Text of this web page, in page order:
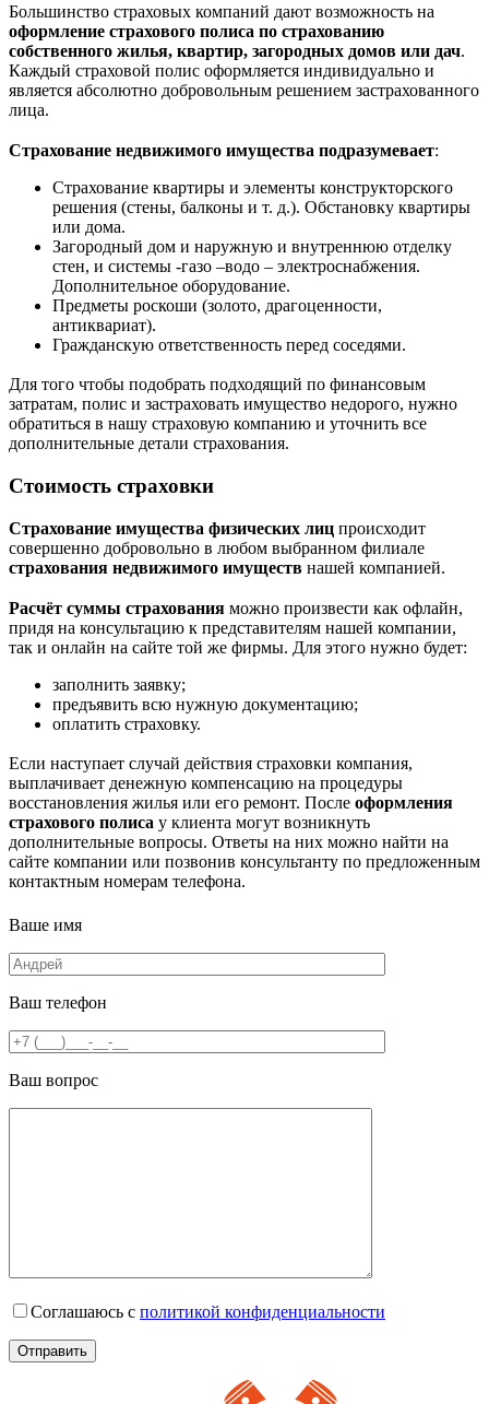
Большинство страховых компаний дают возможность на
оформление страхового полиса по страхованию
собственного жилья, квартир, загородных домов или дач.
Каждый страховой полис оформляется индивидуально и
является абсолютно добровольным решением застрахованного
лица.
Страхование недвижимого имущества подразумевает:
Страхование квартиры и элементы конструкторского
решения (стены, балконы и т. д.). Обстановку квартиры
или дома.
Загородный дом и наружную и внутреннюю отделку
стен, и системы -газо –водо – электроснабжения.
Дополнительное оборудование.
Предметы роскоши (золото, драгоценности,
антиквариат).
Гражданскую ответственность перед соседями.
Для того чтобы подобрать подходящий по финансовым
затратам, полис и застраховать имущество недорого, нужно
обратиться в нашу страховую компанию и уточнить все
дополнительные детали страхования.
Стоимость страховки
Страхование имущества физических лиц происходит
совершенно добровольно в любом выбранном филиале
страхования недвижимого имуществ нашей компанией.
Расчёт суммы страхования можно произвести как офлайн,
придя на консультацию к представителям нашей компании,
так и онлайн на сайте той же фирмы. Для этого нужно будет:
заполнить заявку;
предъявить всю нужную документацию;
оплатить страховку.
Если наступает случай действия страховки компания,
выплачивает денежную компенсацию на процедуры
восстановления жилья или его ремонт. После оформления
страхового полиса у клиента могут возникнуть
дополнительные вопросы. Ответы на них можно найти на
сайте компании или позвонив консультанту по предложенным
контактным номерам телефона.
Ваше имя
Ваш телефон
Ваш вопрос
Соглашаюсь с политикой конфиденциальности